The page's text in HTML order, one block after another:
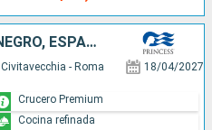
GRECIA, TURQUÍA, MONTENEGRO, ESPAÑA, FRANCIA, ITALIA
Civitavecchia - Roma 18/04/2027
Crucero Premium
Cocina refinada